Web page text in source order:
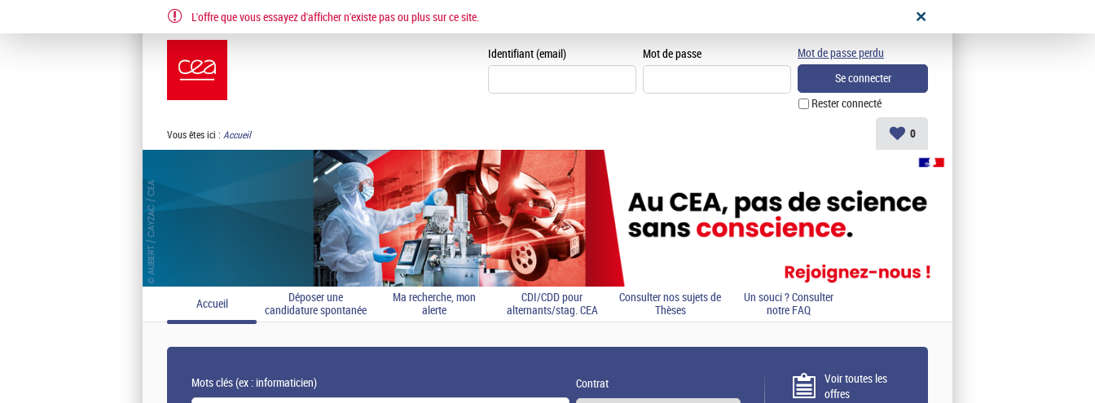
EN FR
Identifiant (email) Mot de passe
Rester connecté
Mot de passe perdu
Vous êtes ici : Accueil 0
Accueil
Déposer une
candidature spontanée
Ma recherche, mon
alerte
CDI/CDD pour
alternants/stag. CEA
Consulter nos sujets de
Thèses
Un souci ? Consulter
notre FAQ
Mots clés(ex : informaticien) Contrat
Voir toutes les
offres
L'offre que vous essayez d'afficher n'existe pas ou plus sur ce site.